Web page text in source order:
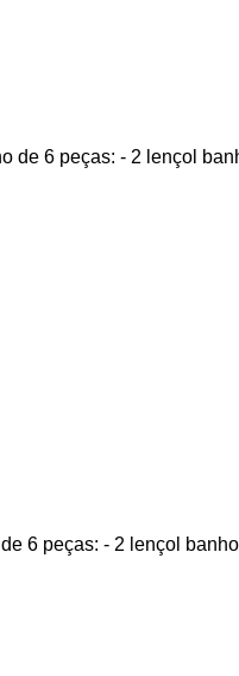
de 6 peças: - 2 lençol
6 peças: - 2 lençol